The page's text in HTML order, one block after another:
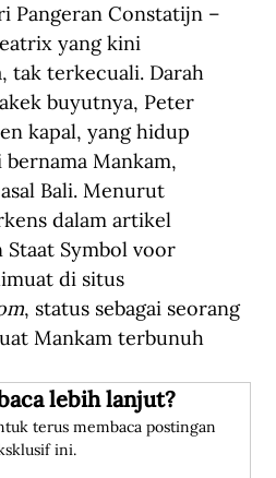
Pangeran Constatijn –
yang kini
tak terkecuali. Darah
buyutnya, Peter
kapal, yang hidup
Mankam,
Bali. Menurut
dalam artikel
Symbol voor
di situs
, status sebagai seorang
Mankam terbunuh
lebih lanjut?
terus membaca postingan
ini.